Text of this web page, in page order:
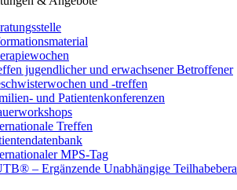
jugendlicher und erwachsener Betroffener
und -treffen
und Patientenkonferenzen
Treffen
MPS-Tag
– Ergänzende Unabhängige